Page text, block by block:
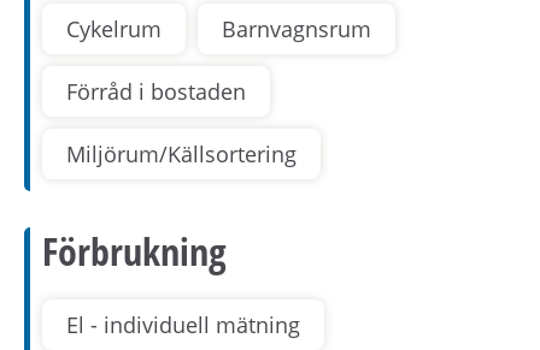
Cykelrum Barnvagnsrum
Förråd i bostaden
Miljörum/Källsortering
Förbrukning
El - individuell mätning